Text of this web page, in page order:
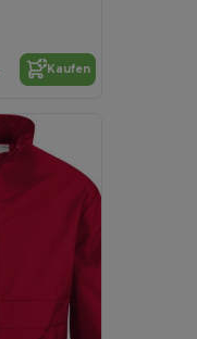
Kaufen